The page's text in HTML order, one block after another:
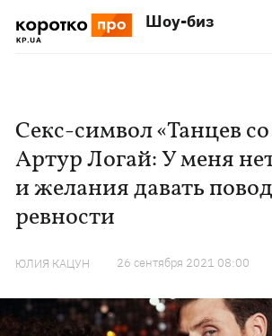
Шоу-биз
Секс-символ «Танцев
Артур Логай: У меня
и желания давать
ревности
ЮЛИЯ КАЦУН 26 сентября 2021 08:00